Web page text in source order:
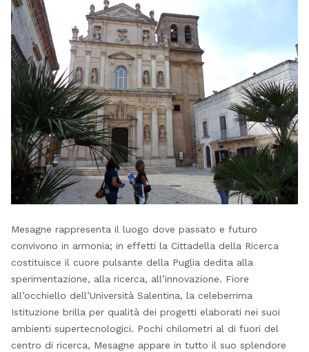
Mesagne rappresenta il luogo dove passato e futuro
convivono in armonia; in effetti la Cittadella della Ricerca
costituisce il cuore pulsante della Puglia dedita alla
sperimentazione, alla ricerca, all’innovazione. Fiore
all’occhiello dell’Università Salentina, la celeberrima
Istituzione brilla per qualità dei progetti elaborati nei suoi
ambienti supertecnologici. Pochi chilometri al di fuori del
centro di ricerca, Mesagne appare in tutto il suo splendore